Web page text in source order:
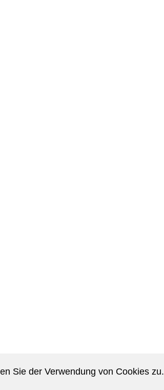
Sie der Verwendung von Cookies zu.